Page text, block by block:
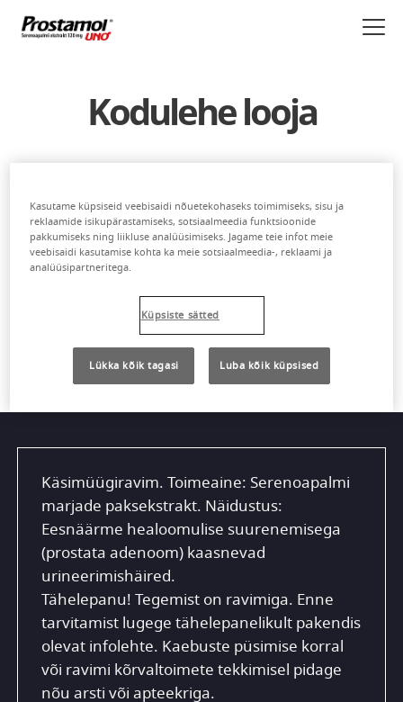
edasi
põhisisu
Kodulehe looja
OÜ teenus.
Paldiski mnt 29
10612 Tallinn
Käsimüügiravim. Toimeaine: Serenoapalmi
marjade paksekstrakt. Näidustus:
Eesnäärme healoomulise suurenemisega
(prostata adenoom) kaasnevad
urineerimishäired.
Tähelepanu! Tegemist on ravimiga. Enne
tarvitamist lugege tähelepanelikult pakendis
olevat infolehte. Kaebuste püsimise korral
või ravimi kõrvaltoimete tekkimisel pidage
nõu arsti või apteekriga.
Kasutame küpsiseid veebisaidi nõuetekohaseks toimimiseks, sisu ja
reklaamide isikupärastamiseks, sotsiaalmeedia funktsioonide
pakkumiseks ning liikluse analüüsimiseks. Jagame teie infot meie
veebisaidi kasutamise kohta ka meie sotsiaalmeedia-, reklaami ja
analüüsipartneritega.
Küpsiste sätted
Lükka kõik tagasi Luba kõik küpsised